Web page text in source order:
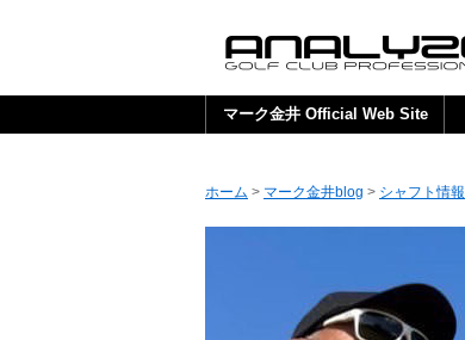
マーク金井 Official Web Site
ホーム > マーク金井blog > シャフト情報